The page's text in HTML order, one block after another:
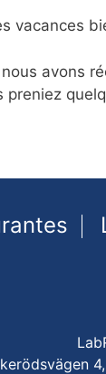
vacances
avons